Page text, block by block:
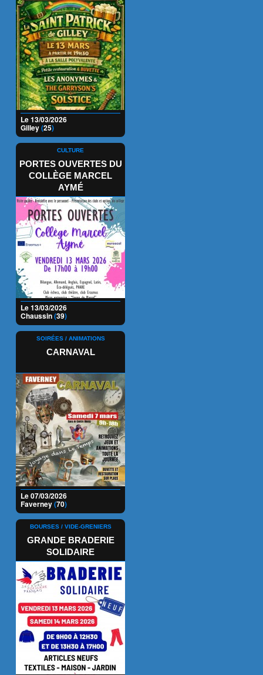
Le 13/03/2026
Gilley(25)
CULTURE
PORTES OUVERTES DU
COLLÈGE MARCEL
AYMÉ
Le 13/03/2026
Chaussin(39)
SOIRÉES / ANIMATIONS
CARNAVAL
Le 07/03/2026
Faverney(70)
BOURSES / VIDE-GRENIERS
GRANDE BRADERIE
SOLIDAIRE